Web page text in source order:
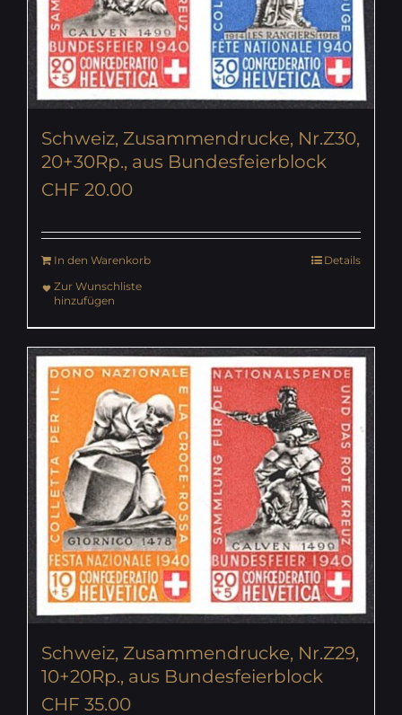
Schweiz, Zusammendrucke, Nr.Z30,
20+30Rp., aus Bundesfeierblock
CHF 20.00
In den Warenkorb
Details
Zur Wunschliste
hinzufügen
Schweiz, Zusammendrucke, Nr.Z29,
10+20Rp., aus Bundesfeierblock
CHF 35.00